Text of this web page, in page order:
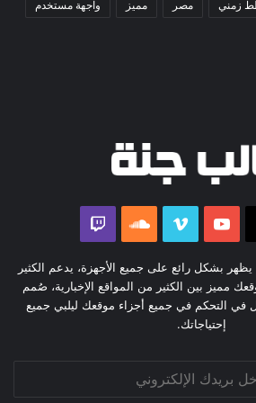
زمني مصر مميز واجهة مستخدم
‫YouTube
ڤميو
ساوند
كلاود
بشكل رائع على جميع الأجهزة، يدعم الكثير
مميز بين الكثير من المواقع الإخبارية، صُمم
التحكم في جميع أجزاء موقعك ليلبي جميع
إحتياجاتك.